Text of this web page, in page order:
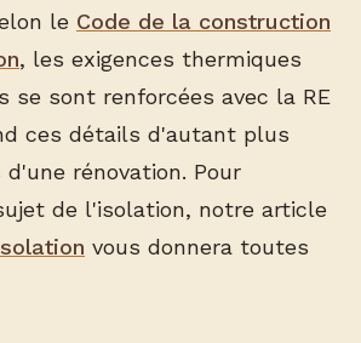
le Code de la construction
, les exigences thermiques
se sont renforcées avec la RE
ces détails d'autant plus
rénovation. Pour
de l'isolation, notre article
vous donnera toutes